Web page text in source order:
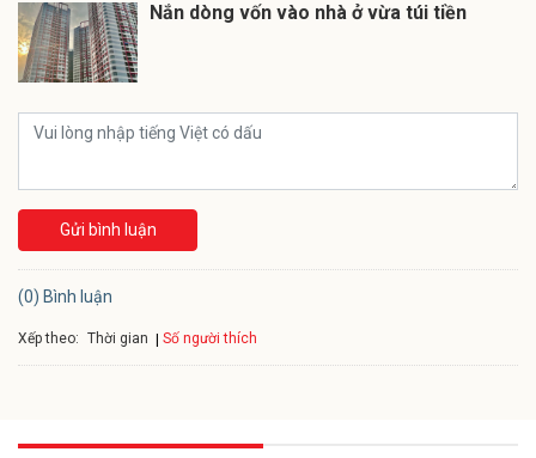
Nắn dòng vốn vào nhà ở vừa túi tiền
Gửi bình luận
(0) Bình luận
Xếp theo: Thời gian Số người thích